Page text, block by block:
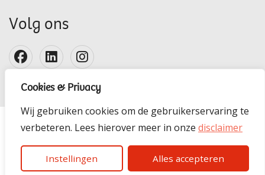
Cookies & Privacy
Wij gebruiken cookies om de gebruikerservaring te
verbeteren. Lees hierover meer in onze disclaimer
Instellingen Alles accepteren
Volg ons
Disclaimer